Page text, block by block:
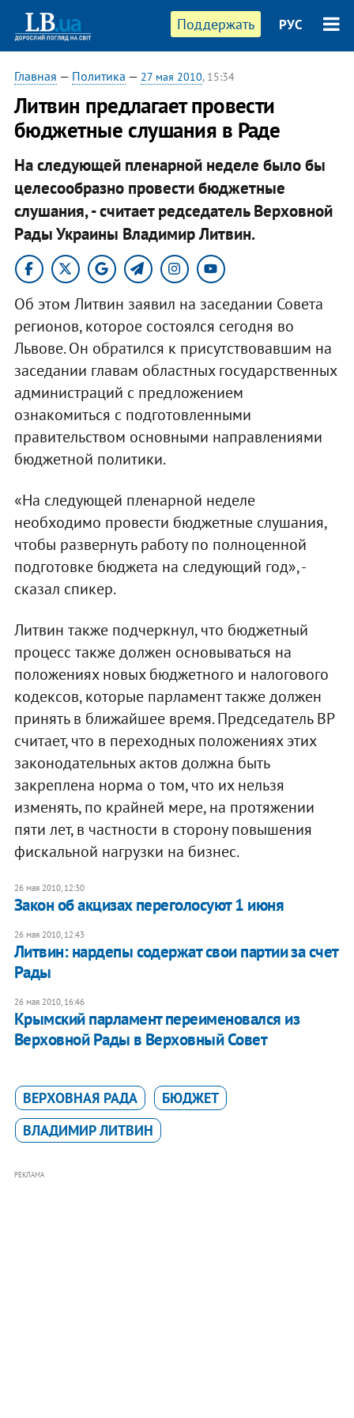
Поддержать РУС
Главная — Политика — 27 мая 2010, 15:34
Литвин предлагает провести
бюджетные слушания в Раде
На следующей пленарной неделе было бы
целесообразно провести бюджетные
слушания, - считает редседатель Верховной
Рады Украины Владимир Литвин.
Об этом Литвин заявил на заседании Совета
регионов, которое состоялся сегодня во
Львове. Он обратился к присутствовавшим на
заседании главам областных государственных
администраций с предложением
ознакомиться с подготовленными
правительством основными направлениями
бюджетной политики.
«На следующей пленарной неделе
необходимо провести бюджетные слушания,
чтобы развернуть работу по полноценной
подготовке бюджета на следующий год», -
сказал спикер.
Литвин также подчеркнул, что бюджетный
процесс также должен основываться на
положениях новых бюджетного и налогового
кодексов, которые парламент также должен
принять в ближайшее время. Председатель ВР
считает, что в переходных положениях этих
законодательных актов должна быть
закреплена норма о том, что их нельзя
изменять, по крайней мере, на протяжении
пяти лет, в частности в сторону повышения
фискальной нагрузки на бизнес.
26 мая 2010, 12:30
Закон об акцизах переголосуют 1 июня
26 мая 2010, 12:43
Литвин: нардепы содержат свои партии за счет
Рады
26 мая 2010, 16:46
Крымский парламент переименовался из
Верховной Рады в Верховный Совет
ВЕРХОВНАЯ РАДА
БЮДЖЕТ
ВЛАДИМИР ЛИТВИН
РЕКЛАМА